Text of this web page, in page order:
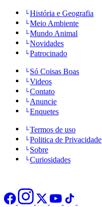
História e Geografia
Meio Ambiente
Mundo Animal
Novidades
Patrocinado
Só Coisas Boas
Videos
Contato
Anuncie
Enquetes
Termos de uso
Politica de Privacidade
Sobre
Curiosidades